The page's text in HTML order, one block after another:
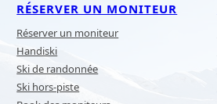
RÉSERVER UN MONITEUR
Réserver un moniteur
Handiski
Ski de randonnée
Ski hors-piste